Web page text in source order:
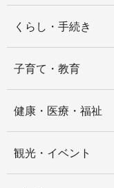
くらし・手続き
子育て・教育
健康・医療・福祉
観光・イベント